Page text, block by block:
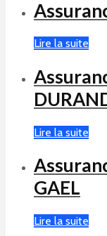
Lire la suite
Lire la suite
GAEL
Lire la suite